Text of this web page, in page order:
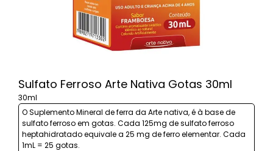
Sulfato Ferroso Arte Nativa Gotas 30ml
30ml
O Suplemento Mineral de ferra da Arte nativa, é à base de
sulfato ferroso em gotas. Cada 125mg de sulfato ferroso
heptahidratado equivale a 25 mg de ferro elementar. Cada
1mL = 25 gotas.